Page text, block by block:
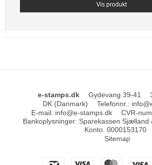
Vis produkt
e-stamps.dk Gydevang 39-41
DK (Danmark)
Telefonnr.:
E-mail: info@e-stamps.dk CVR-
Bankoplysninger: Sparekassen Sjælland
Konto. 0000153170
Sitemap